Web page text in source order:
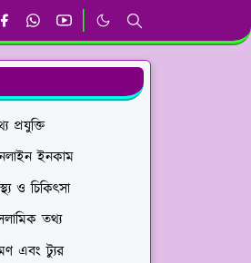
প্রযুক্তি
ইনকাম
ও চিকিৎসা
তথ্য
এবং ট্যুর